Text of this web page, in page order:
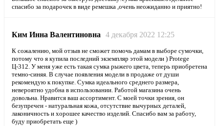
спасибо за подарочек в виде ремешка ,очень неожиданно и приятно!
Ким Инна Валентиновна 4 декабря 2022 12:25
К сожалению, мой отзыв не сможет помочь дамам в выборе сумочки,
потому что я купила последний экземпляр этой модели ) Protege
Ц-312. У меня уже есть такая сумка рыжего цвета, теперь приобретена
темно-синяя. В случае появления модели в продаже от души
рекомендую к покупке. Сумка идеального среднего размера,
невероятно удобна в использовании. Работой магазина очень
довольна. Нравится ваш ассортимент. С моей точки зрения, он
безупречен - натуральная кожа, отсутствие вычурных деталей,
лаконичность и хорошее качество изделий. Спасибо вам за работу,
буду приобретать еще )